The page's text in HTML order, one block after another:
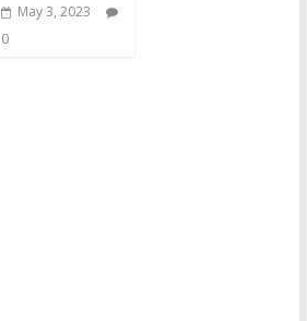
May 3, 2023
0